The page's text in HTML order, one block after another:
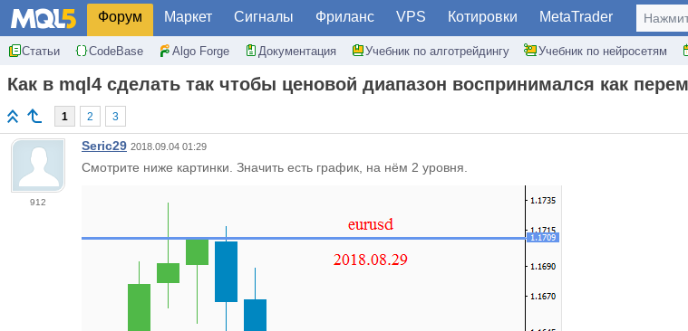
Форум Маркет Сигналы Фриланс VPS Котировки MetaTrader
Статьи CodeBase Algo Forge Документация Учебник по алготрейдингу Учебник по нейросетям
Как в mql4 сделать так чтобы ценовой диапазон воспринимался как
1 2 3
912
Seric29 2018.09.04 01:29
Смотрите ниже картинки. Значить есть график, на нём 2 уровня.